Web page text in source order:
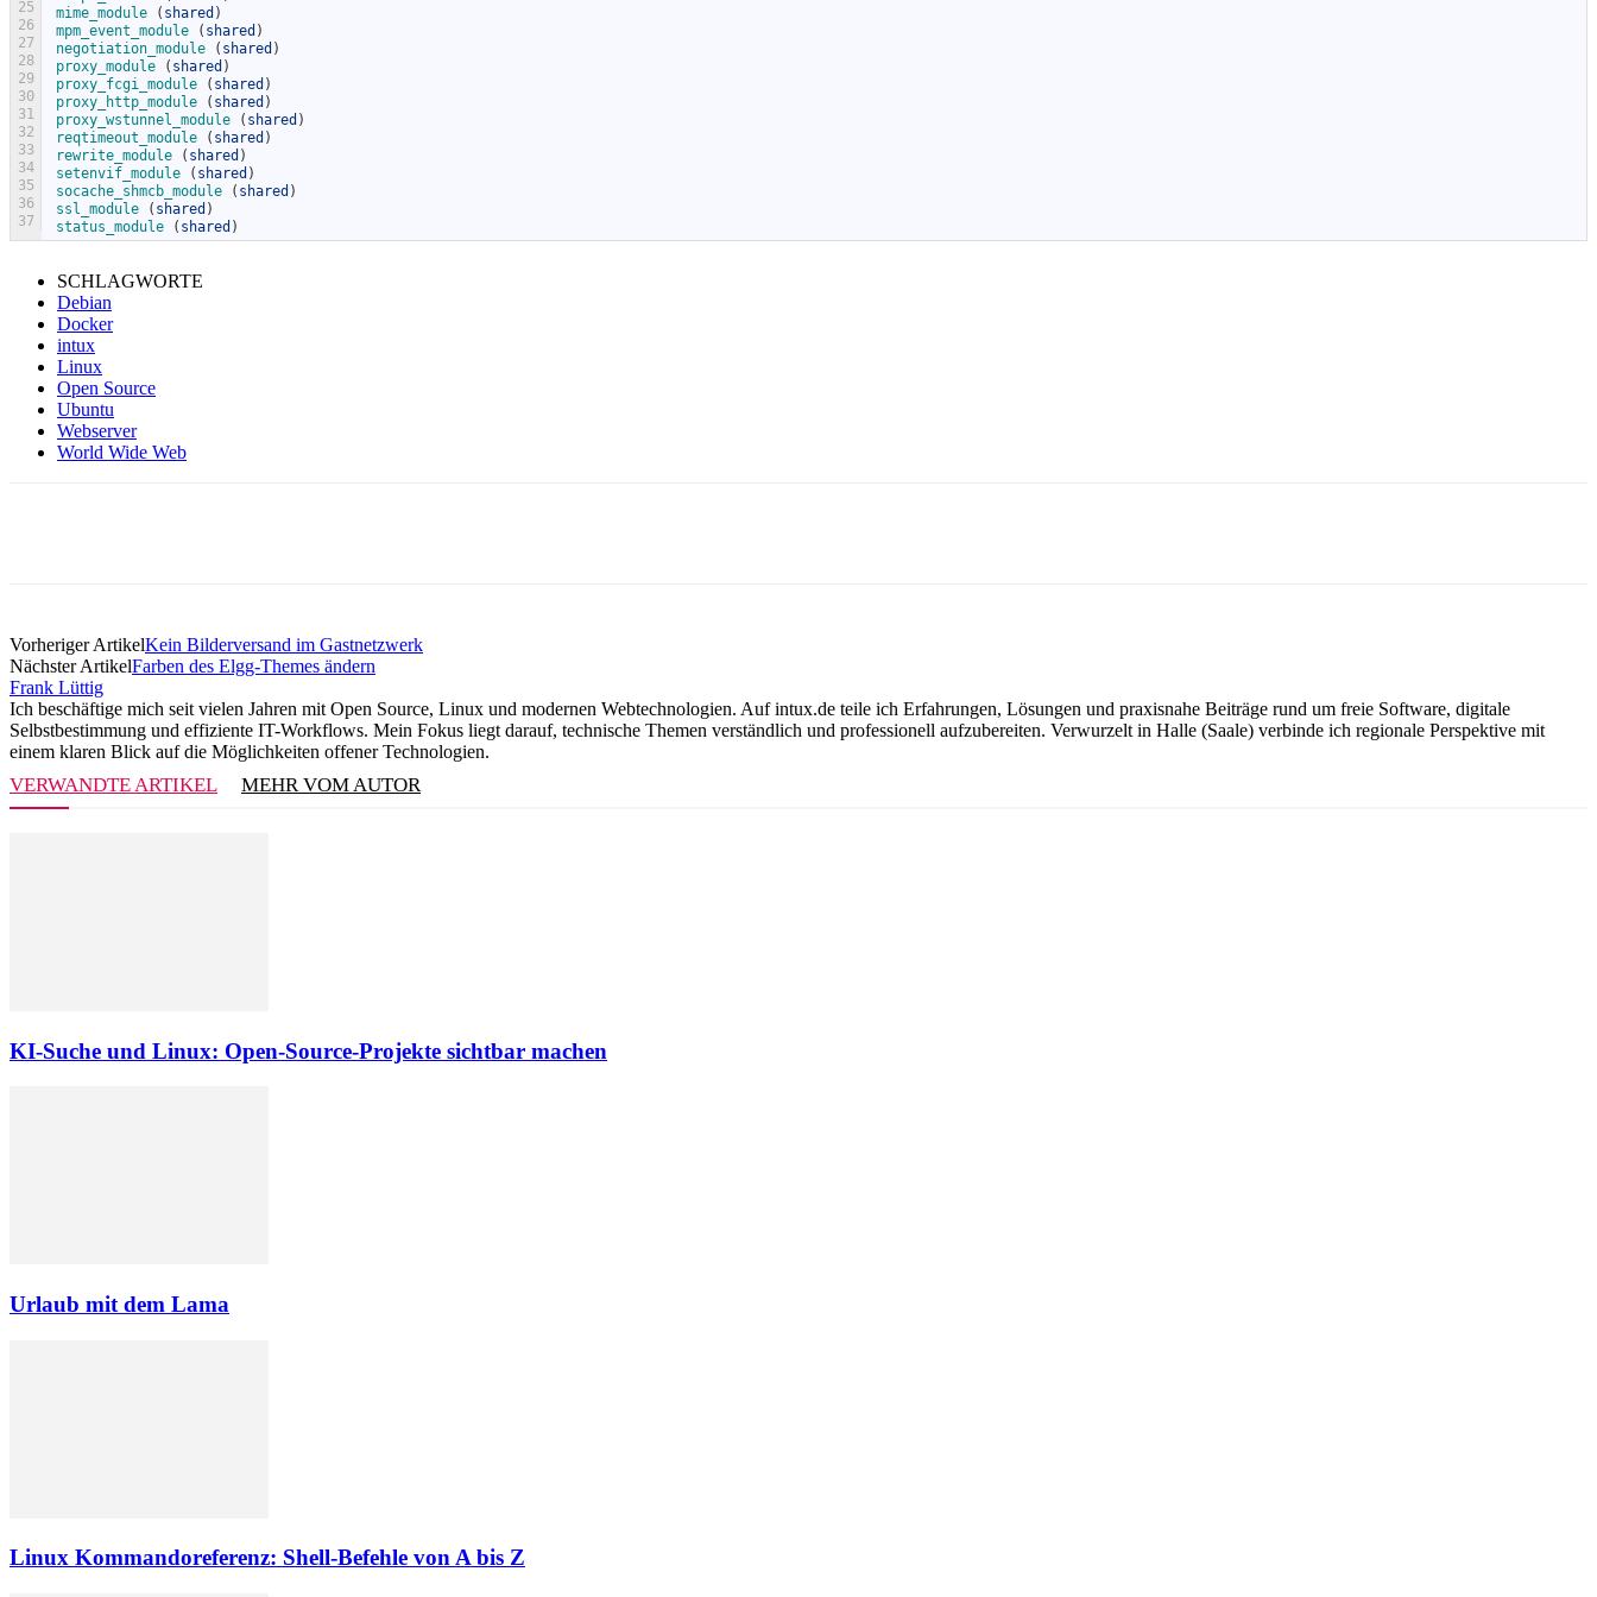
25
26
27
28
29
30
31
32
33
34
35
36
37
mime_module
( shared )
mpm_event_module
( shared )
negotiation_module
( shared )
proxy_module
( shared )
proxy_fcgi_module
( shared )
proxy_http_module
( shared )
proxy_wstunnel_module
( shared )
reqtimeout_module
( shared )
rewrite_module
( shared )
setenvif_module
( shared )
socache_shmcb_module
( shared )
ssl_module
( shared )
status_module
( shared )
SCHLAGWORTE
Debian
Docker
intux
Linux
Open Source
Ubuntu
Webserver
World Wide Web
Vorheriger ArtikelKein Bilderversand im Gastnetzwerk
Nächster ArtikelFarben des Elgg-Themes ändern
Frank Lüttig
Ich beschäftige mich seit vielen Jahren mit Open Source, Linux und modernen Webtechnologien. Auf intux.de teile ich Erfahrungen, Lösungen und praxisnahe Beiträge rund um freie Software, digitale
Selbstbestimmung und effiziente IT-Workflows. Mein Fokus liegt darauf, technische Themen verständlich und professionell aufzubereiten. Verwurzelt in Halle (Saale) verbinde ich regionale Perspektive mit
einem klaren Blick auf die Möglichkeiten offener Technologien.
VERWANDTE ARTIKEL MEHR VOM AUTOR
KI-Suche und Linux: Open-Source-Projekte sichtbar machen
Urlaub mit dem Lama
Linux Kommandoreferenz: Shell-Befehle von A bis Z